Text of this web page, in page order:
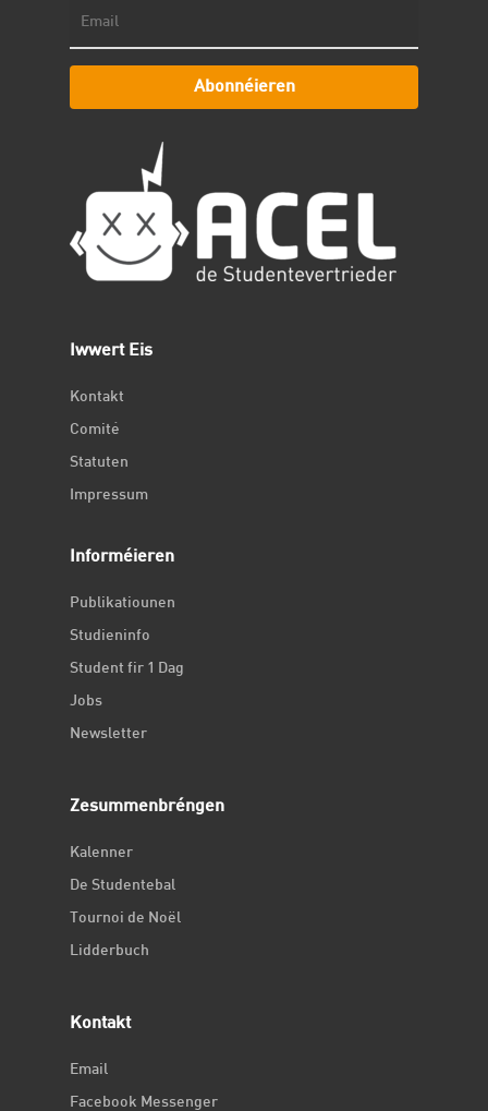
Abonnéieren
Iwwert Eis
Kontakt
Comité
Statuten
Impressum
Informéieren
Publikatiounen
Studieninfo
Student fir 1 Dag
Jobs
Newsletter
Zesummenbréngen
Kalenner
De Studentebal
Tournoi de Noël
Lidderbuch
Kontakt
Email
Facebook Messenger